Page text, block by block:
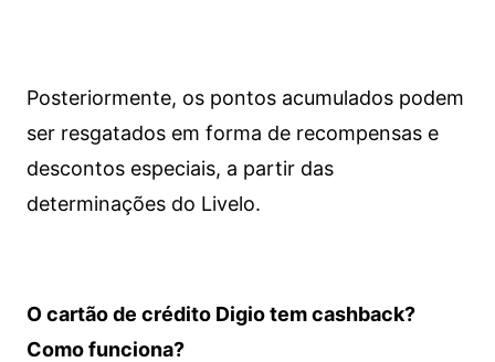
Posteriormente, os pontos acumulados podem
ser resgatados em forma de recompensas e
descontos especiais, a partir das
determinações do Livelo.
O cartão de crédito Digio tem cashback?
Como funciona?